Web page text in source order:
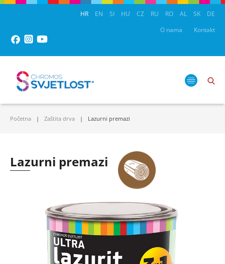
HR EN SI HU CZ RU RO AL SK
DE
O nama
Kontakt
Početna Zaštita drva Lazurni premazi
Lazurni premazi